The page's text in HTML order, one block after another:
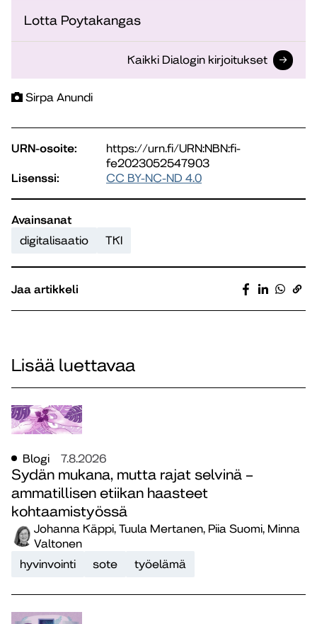
Lotta Poytakangas
Kaikki Dialogin kirjoitukset
Sirpa Anundi
URN-osoite:
https://urn.fi/URN:NBN:fi-
fe2023052547903
Lisenssi:
CC BY-NC-ND 4.0
Avainsanat
digitalisaatio
TKI
Jaa artikkeli
Lisää luettavaa
Blogi 7.8.2026
Sydän mukana, mutta rajat selvinä –
ammatillisen etiikan haasteet
kohtaamistyössä
Johanna Käppi, Tuula Mertanen, Piia Suomi, Minna
Valtonen
hyvinvointi
sote työelämä